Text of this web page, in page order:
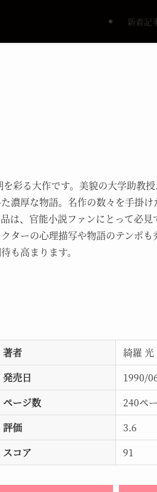
新着記
彩る大作です。美貌の大学助教
濃厚な物語。名作の数々を手掛
は、官能小説ファンにとって必見
ターの心理描写や物語のテンポも
も高まります。
著者
綺羅 光
発売日
1990/
ページ数
240ペ
評価
3.6
スコア
91